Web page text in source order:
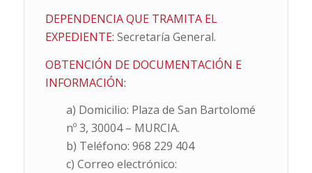
DEPENDENCIA QUE TRAMITA EL
EXPEDIENTE: Secretaría General.
OBTENCIÓN DE DOCUMENTACIÓN E
INFORMACIÓN:
a) Domicilio: Plaza de San Bartolomé
nº 3, 30004 – MURCIA.
b) Teléfono: 968 229 404
c) Correo electrónico: